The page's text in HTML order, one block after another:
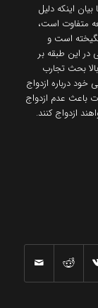
اینکه دلیل
متفاوت است،
است و
این طبقه بر
بحث تجارب
درباره ازدواج
باعث عدم ازدواج
ازدواج کنند.